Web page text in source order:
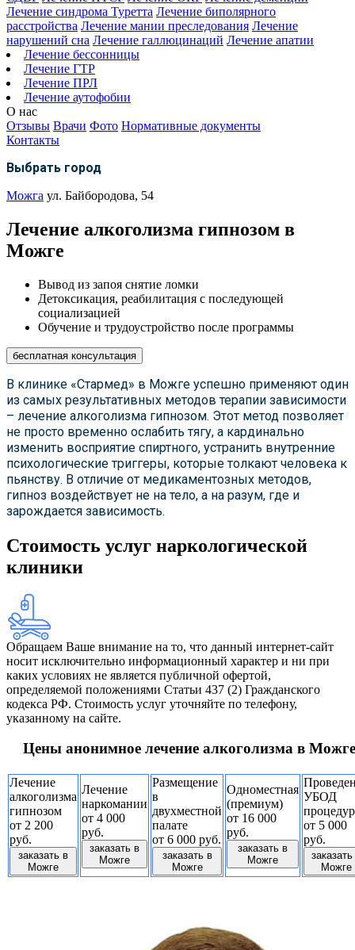
Лечение синдрома Туретта Лечение биполярного
расстройства Лечение мании преследования Лечение
нарушений сна Лечение галлюцинаций Лечение апатии
Лечение бессонницы
Лечение ГТР
Лечение ПРЛ
Лечение аутофобии
О нас
Отзывы Врачи Фото Нормативные документы
Контакты
Выбрать город
Можга ул. Байбородова, 54
Лечение алкоголизма гипнозом в
Можге
Вывод из запоя снятие ломки
Детоксикация, реабилитация с последующей
социализацией
Обучение и трудоустройство после программы
бесплатная консультация
В клинике «Стармед» в Можге успешно применяют один
из самых результативных методов терапии зависимости
– лечение алкоголизма гипнозом. Этот метод позволяет
не просто временно ослабить тягу, а кардинально
изменить восприятие спиртного, устранить внутренние
психологические триггеры, которые толкают человека к
пьянству. В отличие от медикаментозных методов,
гипноз воздействует не на тело, а на разум, где и
зарождается зависимость.
Стоимость услуг наркологической
клиники
Обращаем Ваше внимание на то, что данный интернет-сайт
носит исключительно информационный характер и ни при
каких условиях не является публичной офертой,
определяемой положениями Статьи 437 (2) Гражданского
кодекса РФ. Стоимость услуг уточняйте по телефону,
указанному на сайте.
Цены анонимное лечение алкоголизма в Можге
Лечение
алкоголизма
гипнозом
от 2 200
руб.
заказать в
Можге
Лечение
наркомании
от 4 000
руб.
заказать в
Можге
Размещение
в
двухместной
палате
от 6 000 руб.
заказать в
Можге
Одноместная
(премиум)
от 16 000
руб.
заказать в
Можге
УБОД
от 5 000
руб.
Можге